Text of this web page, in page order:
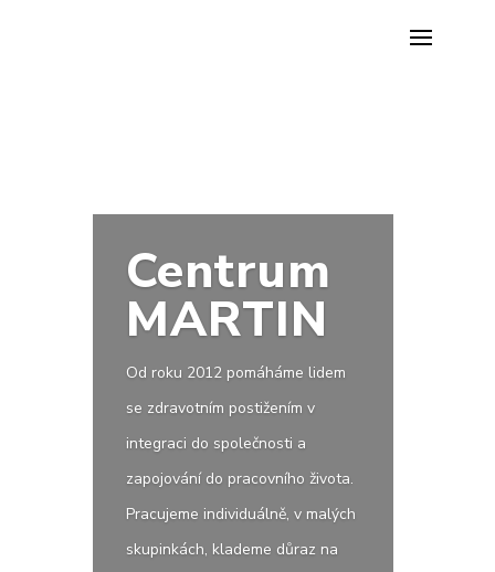
Centrum
MARTIN
Od roku 2012 pomáháme lidem
se zdravotním postižením v
integraci do společnosti a
zapojování do pracovního života.
Pracujeme individuálně, v malých
skupinkách, klademe důraz na